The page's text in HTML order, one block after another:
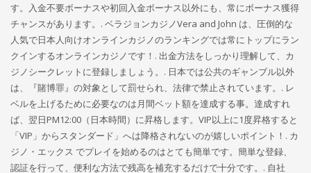
す。入金不要ボーナスや初回入金ボーナス以外にも、常にボーナス獲得
チャンスがあります。. ベラジョンカジノVera and John は、圧倒的な
人気で日本人向けオンラインカジノのランキングでは常にトップにラン
クインするオンラインカジノです！. 出金方法をしっかり理解して、カ
ジノシークレットに登録しましょう。. 日本では公共のギャンブル以外
は、『賭博罪』の対象として罰せられ、法律で禁止されています。. レ
ベルを上げるために必要なのは月間ベット額を達成する事。達成すれ
ば、翌日PM12:00（日本時間）に昇格します。VIP以上に1度昇格すると
「VIP」からスタンダード」へは降格されないのが嬉しいポイント！. カ
ジノ・エックス でプレイを始めるのはとても簡単です。簡単な登録、
認証を行って、便利な方法で残高を補充するだけで十分です。. 自社